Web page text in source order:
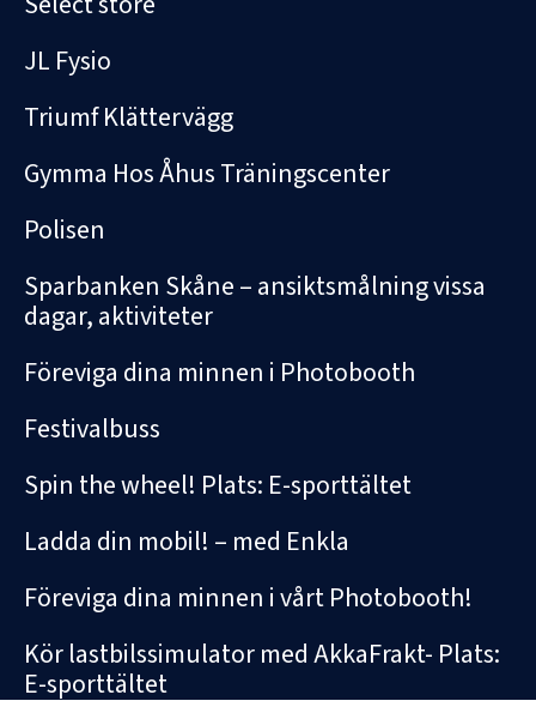
JL Fysio
Triumf Klättervägg
Gymma Hos Åhus Träningscenter
Polisen
Sparbanken Skåne – ansiktsmålning vissa
dagar, aktiviteter
Föreviga dina minnen i Photobooth
Festivalbuss
Spin the wheel! Plats: E-sporttältet
Ladda din mobil! – med Enkla
Föreviga dina minnen i vårt Photobooth!
Kör lastbilssimulator med AkkaFrakt- Plats:
E-sporttältet